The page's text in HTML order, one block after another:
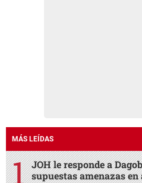
MÁS LEÍDAS
JOH le responde a
supuestas amenazas